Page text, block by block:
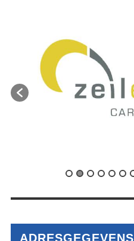
ADRESGEGEVENS